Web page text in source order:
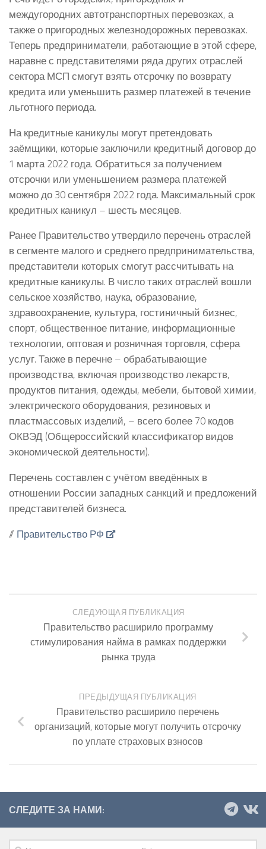
междугородних автотранспортных перевозках, а
также о пригородных железнодорожных перевозках.
Теперь предприниматели, работающие в этой сфере,
наравне с представителями ряда других отраслей
сектора МСП смогут взять отсрочку по возврату
кредита или уменьшить размер платежей в течение
льготного периода.
На кредитные каникулы могут претендовать
заёмщики, которые заключили кредитный договор до
1 марта 2022 года. Обратиться за получением
отсрочки или уменьшением размера платежей
можно до 30 сентября 2022 года. Максимальный срок
кредитных каникул – шесть месяцев.
Ранее Правительство утвердило перечень отраслей
в сегменте малого и среднего предпринимательства,
представители которых смогут рассчитывать на
кредитные каникулы. В число таких отраслей вошли
сельское хозяйство, наука, образование,
здравоохранение, культура, гостиничный бизнес,
спорт, общественное питание, информационные
технологии, оптовая и розничная торговля, сфера
услуг. Также в перечне – обрабатывающие
производства, включая производство лекарств,
продуктов питания, одежды, мебели, бытовой химии,
электрического оборудования, резиновых и
пластмассовых изделий, – всего более 70 кодов
ОКВЭД (Общероссийский классификатор видов
экономической деятельности).
Перечень составлен с учётом введённых в
отношении России западных санкций и предложений
представителей бизнеса.
// Правительство РФ
СЛЕДУЮЩАЯ ПУБЛИКАЦИЯ
Правительство расширило программу
стимулирования найма в рамках поддержки
рынка труда
ПРЕДЫДУЩАЯ ПУБЛИКАЦИЯ
Правительство расширило перечень
организаций, которые могут получить отсрочку
по уплате страховых взносов
СЛЕДИТЕ ЗА НАМИ: